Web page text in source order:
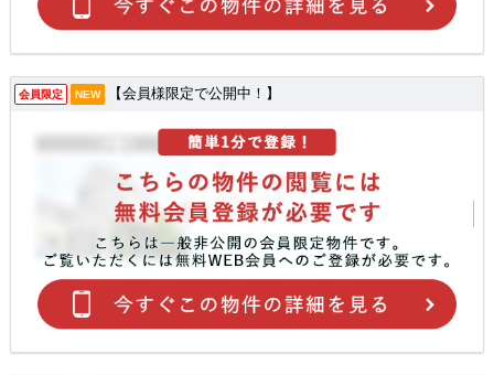
会員限定 NEW 【会員様限定で公開中！】